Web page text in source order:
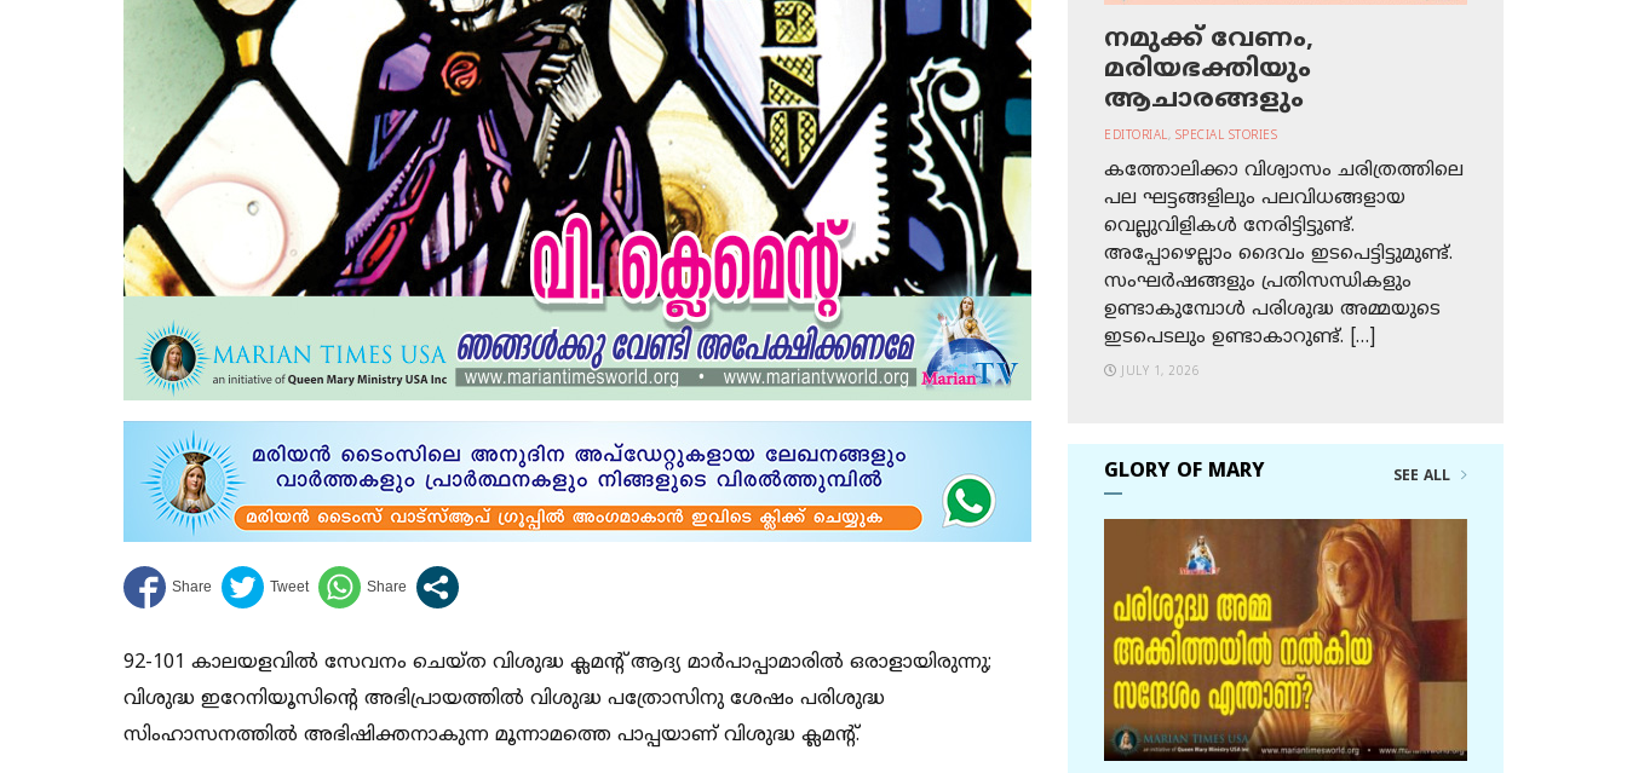
92-101 കാലയളവില്‍ സേവനം ചെയ്ത വിശുദ്ധ ക്ലമന്റ് ആദ്യ മാര്‍പാപ്പാമാരില്‍ ഒരാളായിരുന്നു;
വിശുദ്ധ ഇറേനിയൂസിന്റെ അഭിപ്രായത്തില്‍ വിശുദ്ധ പത്രോസിനു ശേഷം പരിശുദ്ധ
സിംഹാസനത്തില്‍ അഭിഷിക്തനാകുന്ന മൂന്നാമത്തെ പാപ്പയാണ് വിശുദ്ധ ക്ലമന്റ്.
നമുക്ക് വേണം,
മരിയഭക്തിയും
ആചാരങ്ങളും
EDITORIAL, SPECIAL STORIES
കത്തോലിക്കാ വിശ്വാസം ചരിത്രത്തിലെ
പല ഘട്ടങ്ങളിലും പലവിധങ്ങളായ
വെല്ലുവിളികള്‍ നേരിട്ടിട്ടുണ്ട്.
അപ്പോഴെല്ലാം ദൈവം ഇടപെട്ടിട്ടുമുണ്ട്.
സംഘര്‍ഷങ്ങളും പ്രതിസന്ധികളും
ഉണ്ടാകുമ്പോള്‍ പരിശുദ്ധ അമ്മയുടെ
ഇടപെടലും ഉണ്ടാകാറുണ്ട്. […]
JULY 1, 2026
GLORY OF MARY SEE ALL